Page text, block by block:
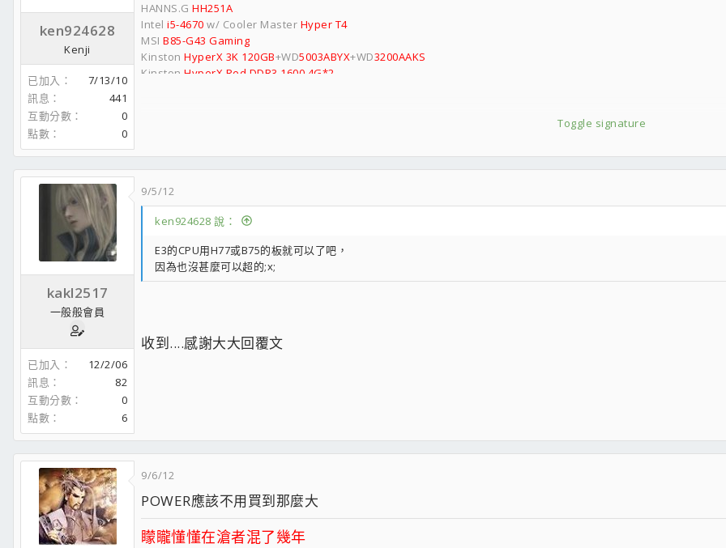
ken924628
Kenji
已加入
7/13/10
訊息
441
互動分數
0
點數
0
Toggle signature
HANNS.G HH251A
Intel i5-4670 w/ Cooler Master Hyper T4
MSI B85-G43 Gaming
Kinston HyperX 3K 120GB+WD5003ABYX+WD3200AAKS
Kinston HyperX Red DDR3 1600 4G*2
kakl2517
一般般會員
已加入
12/2/06
訊息
82
互動分數
0
點數
6
9/5/12
ken924628 說：
E3的CPU用H77或B75的板就可以了吧，
因為也沒甚麼可以超的;x;
收到....感謝大大回覆文
9/6/12
POWER應該不用買到那麼大
矇矓懂懂在滄者混了幾年